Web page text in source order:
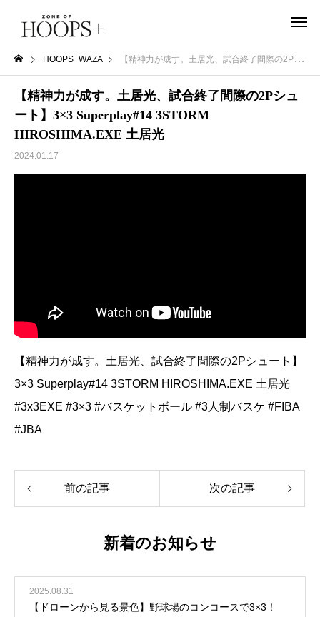
HOOPS+WAZA 【精神力が成す。土居光、試合終了間際の2Pシュート】3×3 Superplay#14 3STORM HIROSHIMA.EXE 土居光
【精神力が成す。土居光、試合終了間際の2Pシュ
ート】3×3 Superplay#14 3STORM
HIROSHIMA.EXE 土居光
2024.01.17
【精神力が成す。土居光、試合終了間際の2Pシュート】
3×3 Superplay#14 3STORM HIROSHIMA.EXE 土居光
#3x3EXE #3×3 #バスケットボール #3人制バスケ #FIBA
#JBA
前の記事 次の記事
新着のお知らせ
2025.08.31
【ドローンから見る景色】野球場のコンコースで3×3！